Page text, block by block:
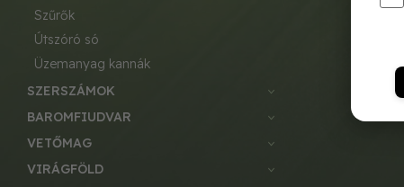
szűrők
útszóró só
üzemanyag kannák
SZERSZÁMOK
BAROMFIUDVAR
VETŐMAG
VIRÁGFÖLD